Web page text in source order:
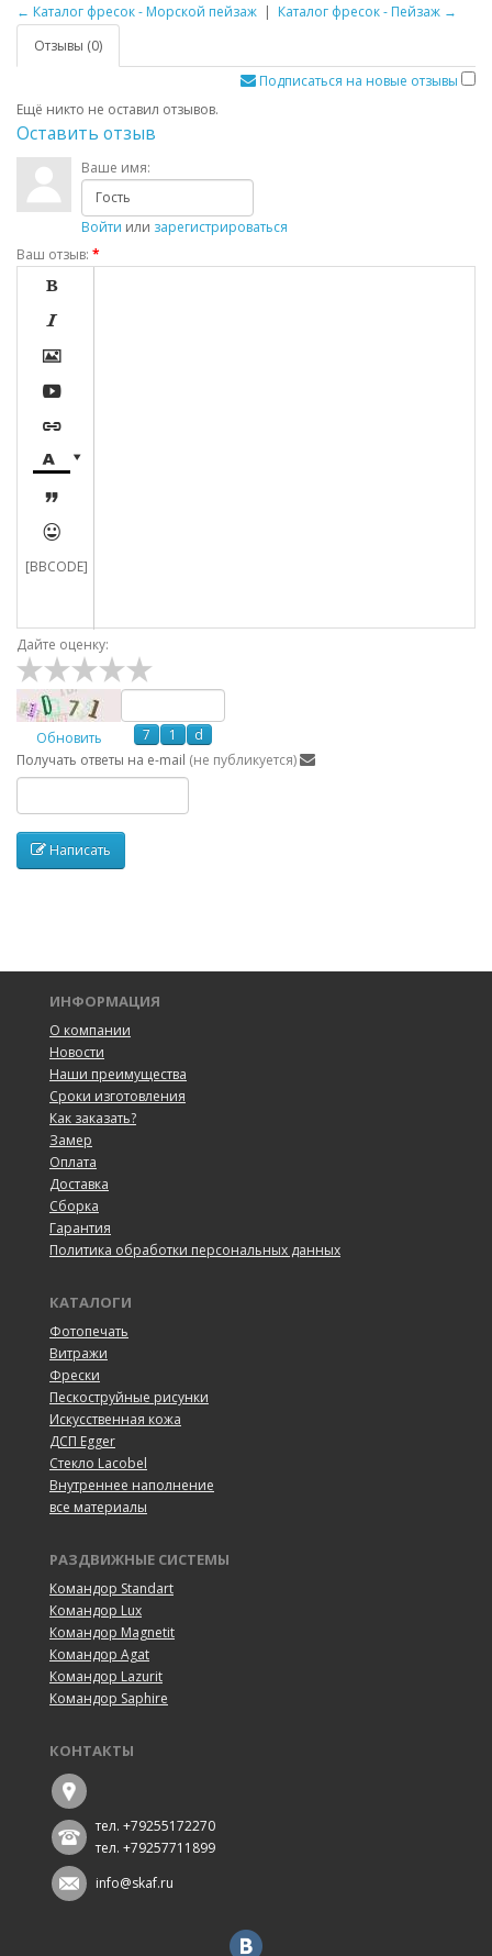
← Каталог фресок - Морской пейзаж | Каталог фресок - Пейзаж →
Отзывы (0)
Подписаться на новые отзывы
Ещё никто не оставил отзывов.
Оставить отзыв
Ваше имя:
Войти или зарегистрироваться
Ваш отзыв: *









[BBCODE]
Дайте оценку:
Обновить
Получать ответы на e-mail (не публикуется)
Написать
ИНФОРМАЦИЯ
О компании
Новости
Наши преимущества
Сроки изготовления
Как заказать?
Замер
Оплата
Доставка
Сборка
Гарантия
Политика обработки персональных данных
КАТАЛОГИ
Фотопечать
Витражи
Фрески
Пескоструйные рисунки
Искусственная кожа
ДСП Egger
Cтекло Lacobel
Внутреннее наполнение
все материалы
РАЗДВИЖНЫЕ СИСТЕМЫ
Командор Standart
Командор Lux
Командор Magnetit
Командор Agat
Командор Lazurit
Командор Saphire
КОНТАКТЫ
тел. +79255172270
тел. +79257711899
info@skaf.ru